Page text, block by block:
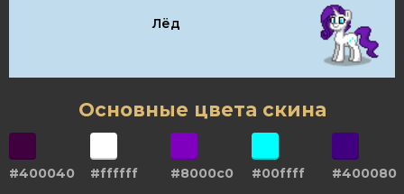
Лёд
Основные цвета скина
#400040 #ffffff #8000c0 #00ffff #400080